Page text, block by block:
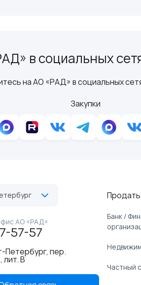
в социальных
на АО «РАД» в социальных
Закупки
АО «РАД»
57-57
Петербург, пер.
лит. В
Продать
Банк /
Частный